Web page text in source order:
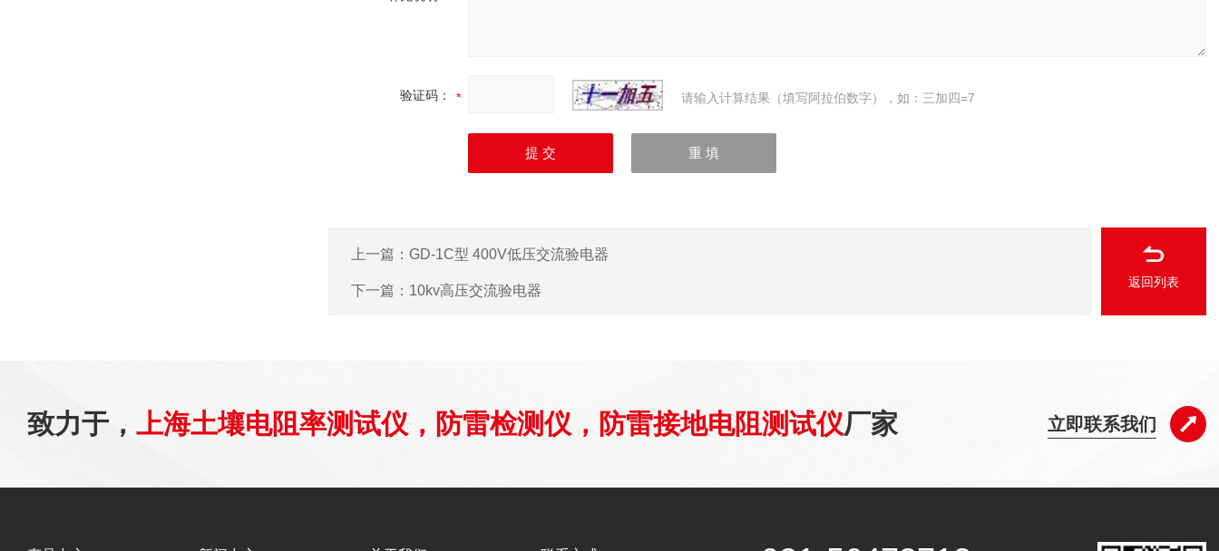
验证码： 请输入计算结果（填写阿拉伯数字），如：三加四=7
上一篇： GD-1C型 400V低压交流验电器
下一篇： 10kv高压交流验电器
返回列表
致力于， 上海土壤电阻率测试仪，防雷检测仪，防雷接地电阻测试仪厂家 立即联系我们